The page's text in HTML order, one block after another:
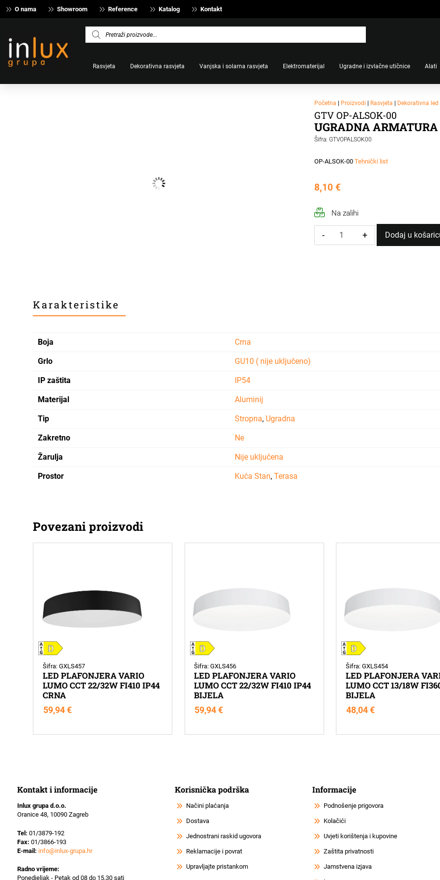
O nama Showroom Reference Katalog Kontakt
Products
search
Rasvjeta Dekorativna rasvjeta Vanjska i solarna rasvjeta Elektromaterijal Ugradne i izvlačne utičnice Alati
Početna | Proizvodi | Rasvjeta | Dekorativna
GTV OP-ALSOK-00
UGRADNA
Šifra: GTVOPALSOK00
OP-ALSOK-00Tehnički list
8,10€
Na zalihi
- + Dodaj u
Karakteristike
Boja Crna
Grlo GU10 ( nije uključeno)
IP zaštita IP54
Materijal Aluminij
Tip Stropna, Ugradna
Zakretno Ne
Žarulja Nije uključena
Prostor Kuća Stan,Terasa
Povezani proizvodi
Šifra: GXLS457
LED PLAFONJERA VARIO
LUMO CCT 22/32W FI410 IP44
CRNA
59,94 €
Šifra: GXLS456
LED PLAFONJERA VARIO
LUMO CCT 22/32W FI410 IP44
BIJELA
59,94€
Šifra: GXLS454
LED PLAFONJERA
LUMO CCT 13/18W
BIJELA
48,04 €
Kontakt i informacije
Inlux grupa d.o.o.
Oranice 48, 10090 Zagreb
Tel: 01/3879-192
Fax: 01/3866-193
E-mail: info@inlux-grupa.hr
Radno vrijeme:
Ponedjeljak - Petak od 08 do 15.30 sati
Korisnička podrška
Načini plaćanja
Dostava
Jednostrani raskid ugovora
Reklamacije i povrat
Upravljajte pristankom
Informacije
Podnošenje prigovora
Kolačići
Uvjeti korištenja i kupovine
Zaštita privatnosti
Jamstvena izjava